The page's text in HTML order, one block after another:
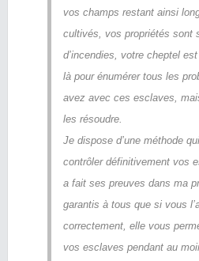
vos champs restant ainsi
cultivés, vos propriétés sont
d’incendies, votre cheptel
là pour énumérer tous les
avez avec ces esclaves,
les résoudre.
Je dispose d’une méthode
contrôler définitivement vos
a fait ses preuves dans ma
garantis à tous que si vous
correctement, elle vous
vos esclaves pendant au